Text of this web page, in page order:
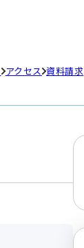
アクセス 資料請求